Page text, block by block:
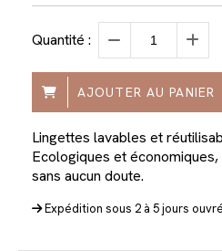
Quantité :
AJOUTER AU PANIER
Lingettes lavables et
Ecologiques et
sans aucun doute.
Expédition sous 2 à 5 jours